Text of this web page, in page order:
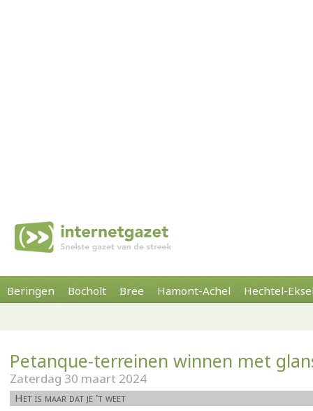
Beringen Bocholt Bree Hamont-Achel Hechtel-
Petanque-terreinen winnen met
Zaterdag 30 maart 2024
Het is maar dat je 't weet